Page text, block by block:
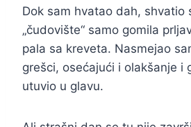
Dok sam hvatao dah, shvatio
„čudovište“ samo gomila
pala sa kreveta. Nasmejao
grešci, osećajući i olakšanje i
utuvio u glavu.